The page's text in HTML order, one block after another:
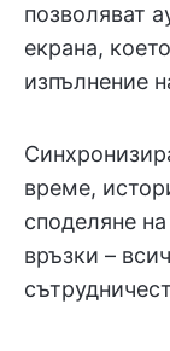
позволяват
екрана,
изпълнение
време,
споделяне
връзки –